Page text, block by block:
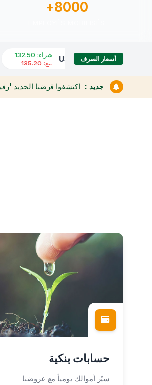
8000+
أسعار الصرف
USD شراء:
132.50
بيع:
135.20
جديد : اكتشفوا قرضنا الجديد
حسابات بنكية
سيّر أموالك يومياً مع عروضنا